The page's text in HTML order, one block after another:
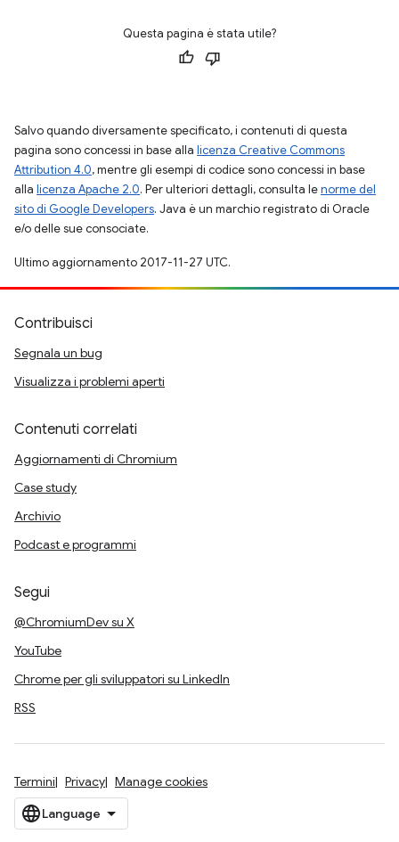
Questa pagina è stata utile?
Salvo quando diversamente specificato, i contenuti di questa
pagina sono concessi in base alla licenza Creative Commons
Attribution 4.0, mentre gli esempi di codice sono concessi in base
alla licenza Apache 2.0. Per ulteriori dettagli, consulta lenorme del
sito di Google Developers. Java è un marchio registrato di Oracle
e/o delle sue consociate.
Ultimo aggiornamento 2017-11-27 UTC.
Contribuisci
Segnala un bug
Visualizza i problemi aperti
Contenuti correlati
Aggiornamenti di Chromium
Case study
Archivio
Podcast e programmi
Segui
@ChromiumDev su X
YouTube
Chrome per gli sviluppatori su LinkedIn
RSS
Termini Privacy Manage cookies